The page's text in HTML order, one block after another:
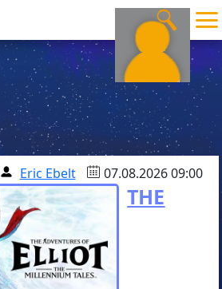
Eric Ebelt 07.08.2026 09:00
THE